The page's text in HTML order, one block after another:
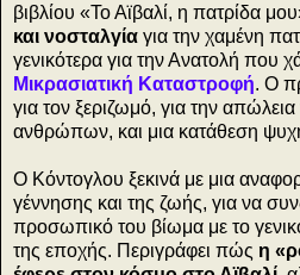
βιβλίου «Το Αϊβαλί, η πατρίδα
και νοσταλγία για την χαμένη
γενικότερα για την Ανατολή που
Μικρασιατική Καταστροφή. Ο
για τον ξεριζωμό, για την
ανθρώπων, και μια κατάθεση
Ο Κόντογλου ξεκινά με μια
γέννησης και της ζωής, για να
προσωπικό του βίωμα με το
της εποχής. Περιγράφει πώς η